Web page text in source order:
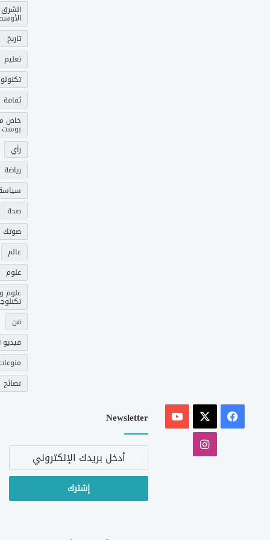
الشرق
تاريخ
تعليم
ثقافة
خاص
بوست
رأي
رياضة
صحة
عالم
علوم
علوم و
فن
فيديو
نصائح
فيسبوك
‫YouTube
انستقرام
Newsletter
أدخل
الإلكتروني